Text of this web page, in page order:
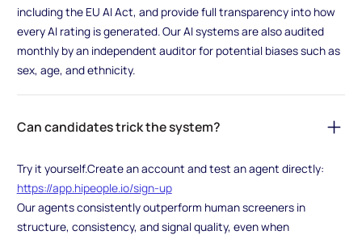
including the EU AI Act, and provide full transparency into how
every AI rating is generated. Our AI systems are also audited
monthly by an independent auditor for potential biases such as
sex, age, and ethnicity.
Can candidates trick the system?
Try it yourself.Create an account and test an agent directly:
https://app.hipeople.io/sign-up
Our agents consistently outperform human screeners in
structure, consistency, and signal quality, even when